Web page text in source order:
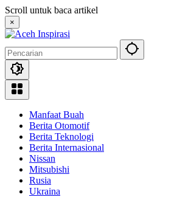
Langsung
ke
konten
Scroll untuk baca artikel
×
Manfaat Buah
Berita Otomotif
Berita Teknologi
Berita Internasional
Nissan
Mitsubishi
Rusia
Ukraina